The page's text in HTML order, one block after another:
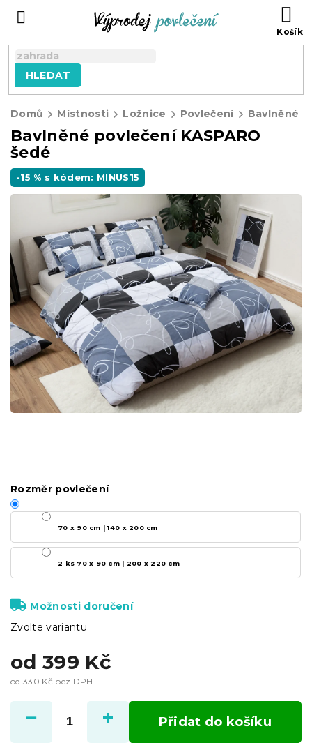
HLEDAT
Domů Místnosti Ložnice Povlečení Bavlněné
Bavlněné povlečení KASPARO
šedé
-15 % s kódem: MINUS15
od 399 Kč
od 330 Kč bez DPH
cena:
Zvolte variantu
Rozměr povlečení
70 x 90 cm | 140 x 200 cm
2 ks 70 x 90 cm | 200 x 220 cm
Možnosti doručení
Přidat do košíku